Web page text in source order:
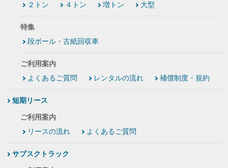
２トン
４トン 増トン 大型
特集
段ボール・古紙回収車
ご利用案内
よくあるご質問
レンタルの流れ 補償制度・規約
短期リース
ご利用案内
リースの流れ
よくあるご質問
サブスクトラック